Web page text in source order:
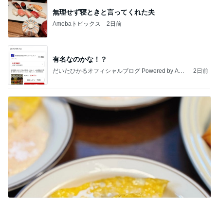
無理せず寝ときと言ってくれた夫
Amebaトピックス 2日前
有名なのかな！？
だいたひかるオフィシャルブログ Powered by Ame
2日前